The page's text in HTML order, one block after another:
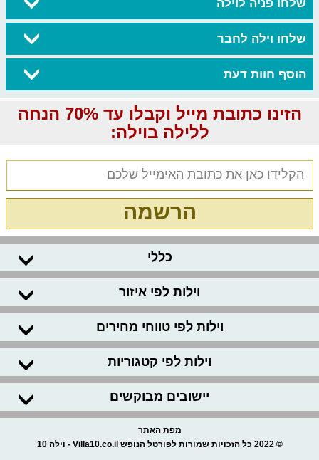
שלחו פניה לוילה
שלחו וילה לחבר
הוסף חוות דעת
הזינו כתובת מייל וקבלו עד 70% הנחה
ללילה בוילה:
הרשמה
כללי
וילות לפי איזור
וילות לפי טווחי מחירים
וילות לפי קטגוריות
יישובים מבוקשים
מפת האתר
© 2022 כל הזכויות שמורות לפורטל הנופש Villa10.co.il - וילה 10